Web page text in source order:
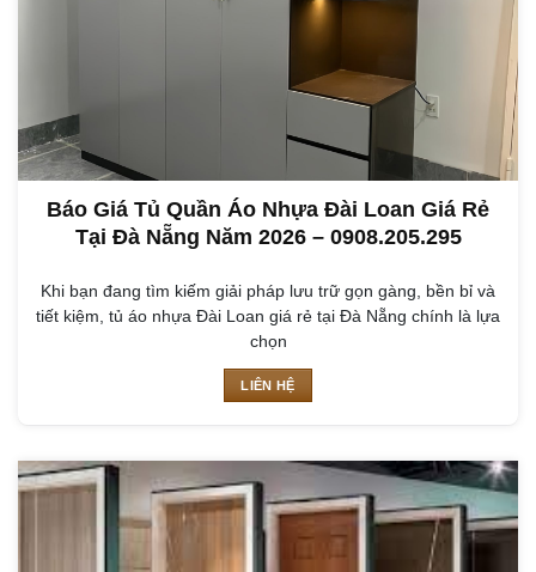
Báo Giá Tủ Quần Áo Nhựa Đài Loan Giá Rẻ
Tại Đà Nẵng Năm 2026 – 0908.205.295
Khi bạn đang tìm kiếm giải pháp lưu trữ gọn gàng, bền bỉ và
tiết kiệm, tủ áo nhựa Đài Loan giá rẻ tại Đà Nẵng chính là lựa
chọn
LIÊN HỆ